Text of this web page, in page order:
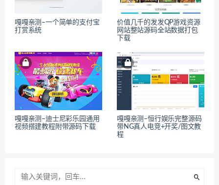
嘎嘎亲测–一个简单的支付宝
打赏系统
价值几千的发发QP游戏资源
网站整站源码全站数据打包
下载
嘎嘎亲测–迪士尼彩乐园通用
视频搭建教程附带源码下载
嘎嘎亲测–恒行娱乐完整源码
带NG真人电竞+开奖/图文教
程